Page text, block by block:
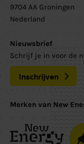
9704 AA Groningen
Nederland
Nieuwsbrief
Schrijf je in voor de
Inschrijven
Merken van New